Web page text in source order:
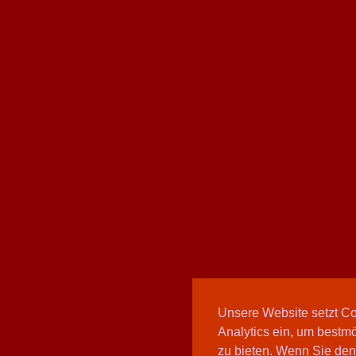
Unsere Website setzt
Analytics ein, um
zu bieten. Wenn Sie